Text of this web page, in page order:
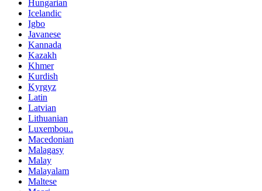
Hungarian
Icelandic
Igbo
Javanese
Kannada
Kazakh
Khmer
Kurdish
Kyrgyz
Latin
Latvian
Lithuanian
Luxembou..
Macedonian
Malagasy
Malay
Malayalam
Maltese